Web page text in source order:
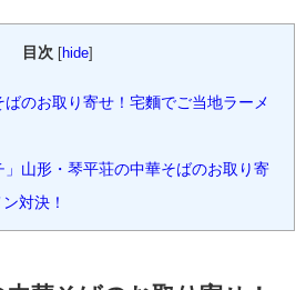
目次 [hide]
のお取り寄せ！宅麵でご当地ラーメ
」山形・琴平荘の中華そばのお取り寄
対決！